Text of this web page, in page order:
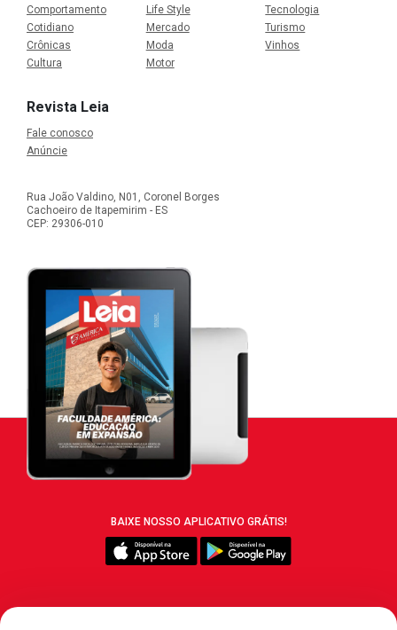
Comportamento
Cotidiano
Crônicas
Cultura
Life Style
Mercado
Moda
Motor
Tecnologia
Turismo
Vinhos
Revista Leia
Fale conosco
Anúncie
Rua João Valdino, N01, Coronel Borges
Cachoeiro de Itapemirim - ES
CEP: 29306-010
BAIXE NOSSO APLICATIVO GRÁTIS!